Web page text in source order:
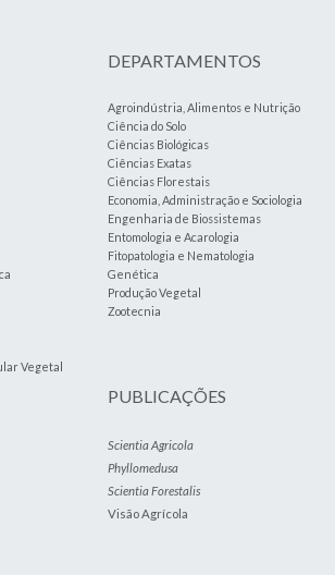
Vegetal
DEPARTAMENTOS
Agroindústria, Alimentos e Nutrição
Ciência do Solo
Ciências Biológicas
Ciências Exatas
Ciências Florestais
Economia, Administração e Sociologia
Engenharia de Biossistemas
Entomologia e Acarologia
Fitopatologia e Nematologia
Genética
Produção Vegetal
Zootecnia
PUBLICAÇÕES
Scientia Agricola
Phyllomedusa
Scientia Forestalis
Visão Agrícola